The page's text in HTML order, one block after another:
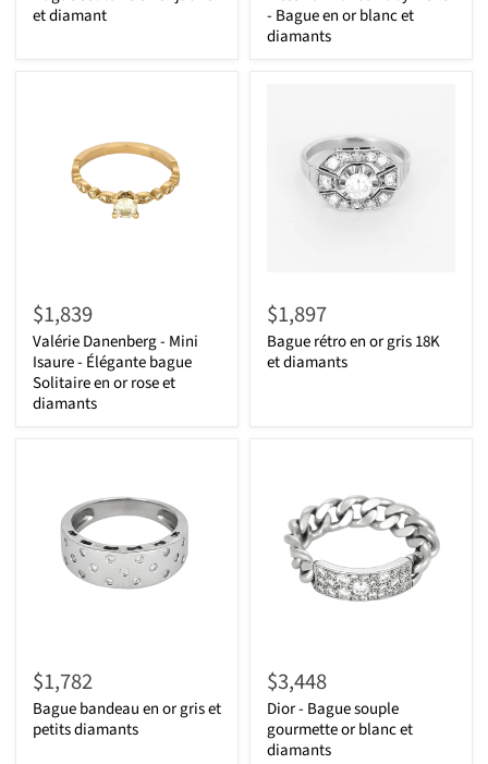
et diamant
- Bague en or blanc et
diamants
$1,839
Valérie Danenberg - Mini
Isaure - Élégante bague
Solitaire en or rose et
diamants
$1,897
Bague rétro en or gris 18K
et diamants
$1,782
Bague bandeau en or gris et
petits diamants
$3,448
Dior - Bague souple
gourmette or blanc et
diamants